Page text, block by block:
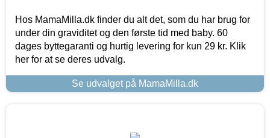
Hos MamaMilla.dk finder du alt det, som du har brug for
under din graviditet og den første tid med baby. 60
dages byttegaranti og hurtig levering for kun 29 kr. Klik
her for at se deres udvalg.
Se udvalget på MamaMilla.dk